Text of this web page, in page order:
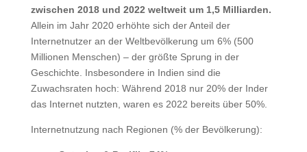
zwischen 2018 und 2022 weltweit um 1,5 Milliarden.
Allein im Jahr 2020 erhöhte sich der Anteil der
Internetnutzer an der Weltbevölkerung um 6% (500
Millionen Menschen) – der größte Sprung in der
Geschichte. Insbesondere in Indien sind die
Zuwachsraten hoch: Während 2018 nur 20% der Inder
das Internet nutzten, waren es 2022 bereits über 50%.
Internetnutzung nach Regionen (% der Bevölkerung):